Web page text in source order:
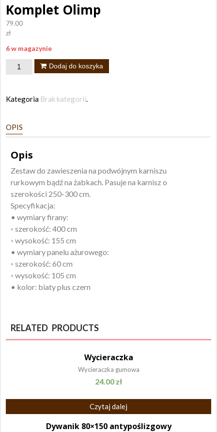
Komplet Olimp
79.00
zł
6 w magazynie
ilość
Dodaj do koszyka
Kategoria Brak kategorii.
OPIS
Opis
Zestaw do zawieszenia na podwójnym karniszu
rurkowym bądź na żabkach. Pasuje na karnisz o
szerokości 250-300 cm.
Specyfikacja:
• wymiary firany:
◦ szerokość: 400 cm
◦ wysokość: 155 cm
• wymiary panelu ażurowego:
◦ szerokość: 60 cm
◦ wysokość: 105 cm
• kolor: biaty plus czern
RELATED PRODUCTS
Wycieraczka
Wycieraczka gumowa
24.00 zł
Czytaj dalej
Dywanik 80×150 antypoślizgowy